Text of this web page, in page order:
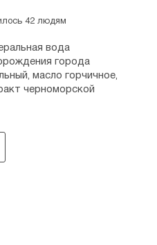
42 людям
вода
города
масло горчичное,
черноморской
сабельника,
композиция
фунгицидное,
воздействие,
дисков,